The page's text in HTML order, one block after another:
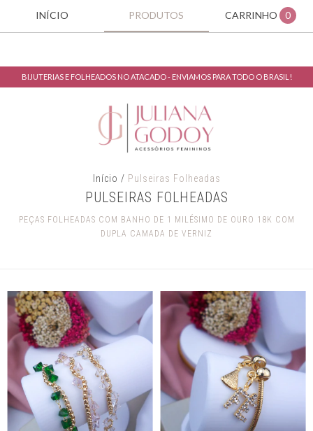
INÍCIO PRODUTOS CARRINHO 0
BIJUTERIAS E FOLHEADOS NO ATACADO - ENVIAMOS PARA TODO O BRASIL!
Início / Pulseiras Folheadas
PULSEIRAS FOLHEADAS
PEÇAS FOLHEADAS COM BANHO DE 1 MILÉSIMO DE OURO 18K COM
DUPLA CAMADA DE VERNIZ